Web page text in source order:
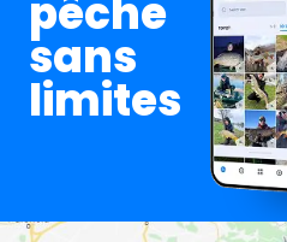
pêche
sans
limites